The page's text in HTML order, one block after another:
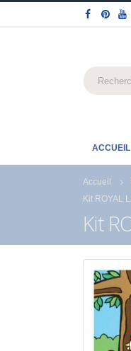
ACCUEIL
Accueil
Kit ROYAL
Kit